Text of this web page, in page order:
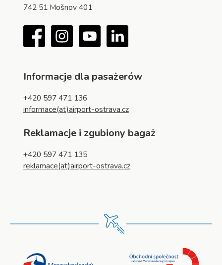
742 51 Mošnov 401
FacebookInstagramYouTubeLinkedIn
Informacje dla pasażerów
+420 597 471 136
informace(at)airport-ostrava.cz
Reklamacje i zgubiony bagaż
+420 597 471 135
reklamace(at)airport-ostrava.cz